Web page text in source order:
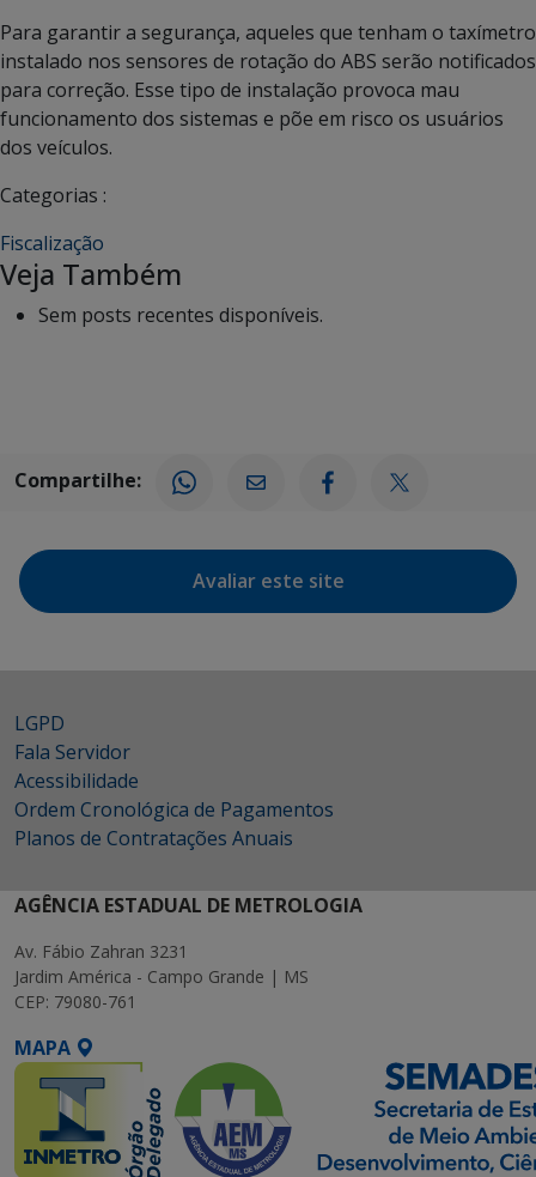
Para garantir a segurança, aqueles que tenham o taxímetro
instalado nos sensores de rotação do ABS serão notificados
para correção. Esse tipo de instalação provoca mau
funcionamento dos sistemas e põe em risco os usuários
dos veículos.
Categorias :
Fiscalização
Veja Também
Sem posts recentes disponíveis.
Compartilhe:
Avaliar este site
LGPD
Fala Servidor
Acessibilidade
Ordem Cronológica de Pagamentos
Planos de Contratações Anuais
AGÊNCIA ESTADUAL DE METROLOGIA
Av. Fábio Zahran 3231
Jardim América - Campo Grande | MS
CEP: 79080-761
MAPA